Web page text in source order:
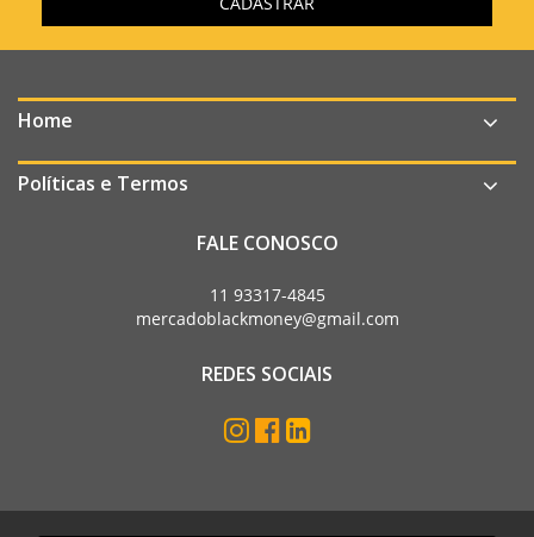
Home
Políticas e Termos
FALE CONOSCO
11 93317-4845
mercadoblackmoney@gmail.com
REDES SOCIAIS